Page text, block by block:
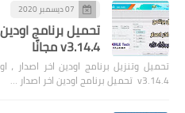
07 ديسمبر 2020
v3.14.4 مجانًا
v3.14.4 تحميل برنامج اودين اخر اصدار …